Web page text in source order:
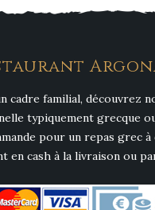
cadre familial, découvrez
typiquement grecque
pour un repas grec à
en cash à la livraison ou